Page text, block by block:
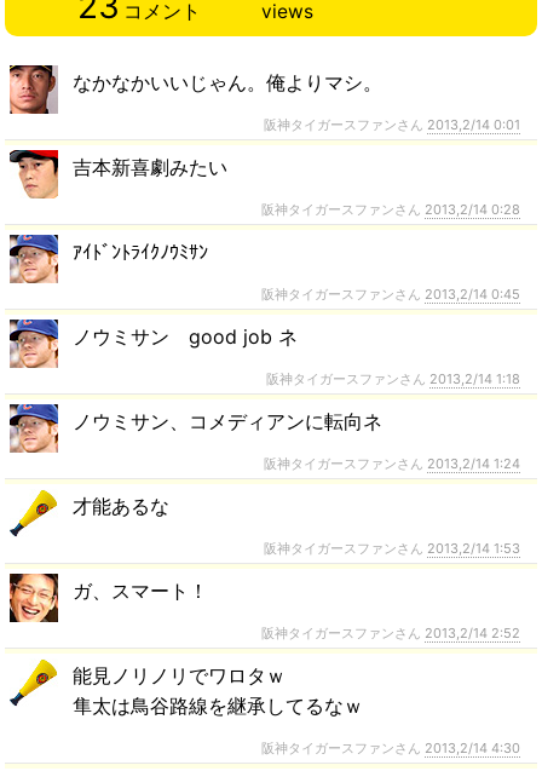
コメント views
なかなかいいじゃん。俺よりマシ。
阪神タイガースファンさん 2013,2/14 0:01
吉本新喜劇みたい
阪神タイガースファンさん 2013,2/14 0:28
ｱｲﾄﾞﾝﾄﾗｲｸﾉｳﾐｻﾝ
阪神タイガースファンさん 2013,2/14 0:45
ノウミサン good job ネ
阪神タイガースファンさん 2013,2/14 1:18
ノウミサン、コメディアンに転向ネ
阪神タイガースファンさん 2013,2/14 1:24
才能あるな
阪神タイガースファンさん 2013,2/14 1:53
ガ、スマート！
阪神タイガースファンさん 2013,2/14 2:52
能見ノリノリでワロタｗ
隼太は鳥谷路線を継承してるなｗ
阪神タイガースファンさん 2013,2/14 4:30